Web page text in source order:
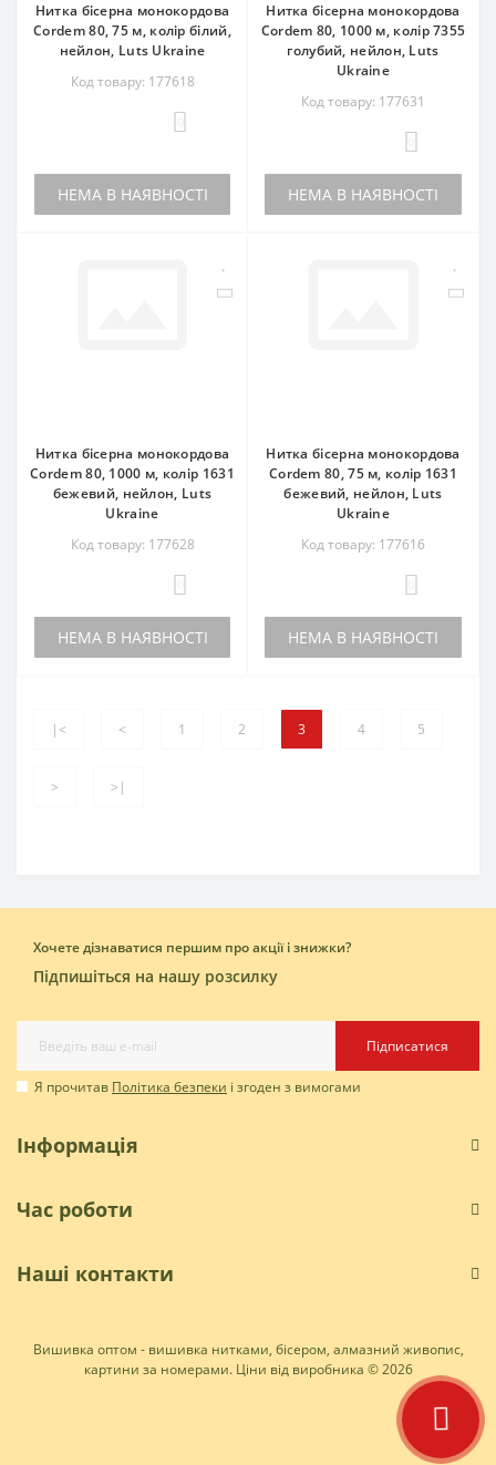
Нитка бісерна монокордова
Cordem 80, 75 м, колір білий,
нейлон, Luts Ukraine
Код товару: 177618
НЕМА В НАЯВНОСТІ
Нитка бісерна монокордова
Cordem 80, 1000 м, колір 7355
голубий, нейлон, Luts
Ukraine
Код товару: 177631
НЕМА В НАЯВНОСТІ
Нитка бісерна монокордова
Cordem 80, 1000 м, колір 1631
бежевий, нейлон, Luts
Ukraine
Код товару: 177628
НЕМА В НАЯВНОСТІ
Нитка бісерна монокордова
Cordem 80, 75 м, колір 1631
бежевий, нейлон, Luts
Ukraine
Код товару: 177616
НЕМА В НАЯВНОСТІ
|< < 1 2 3 4 5
> >|
Хочете дізнаватися першим про акції і знижки?
Підпишіться на нашу розсилку
Підписатися
Я прочитав Політика безпеки і згоден з вимогами
Інформація
Час роботи
Наші контакти
Вишивка оптом - вишивка нитками, бісером, алмазний живопис,
картини за номерами. Ціни від виробника © 2026